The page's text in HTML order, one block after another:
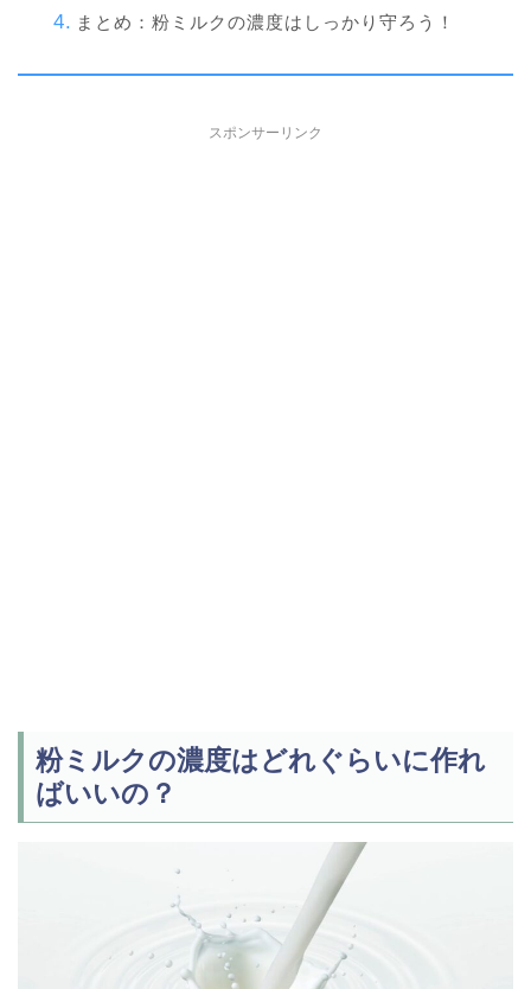
まとめ：粉ミルクの濃度はしっかり守ろう！
スポンサーリンク
粉ミルクの濃度はどれぐらいに作れ
ばいいの？